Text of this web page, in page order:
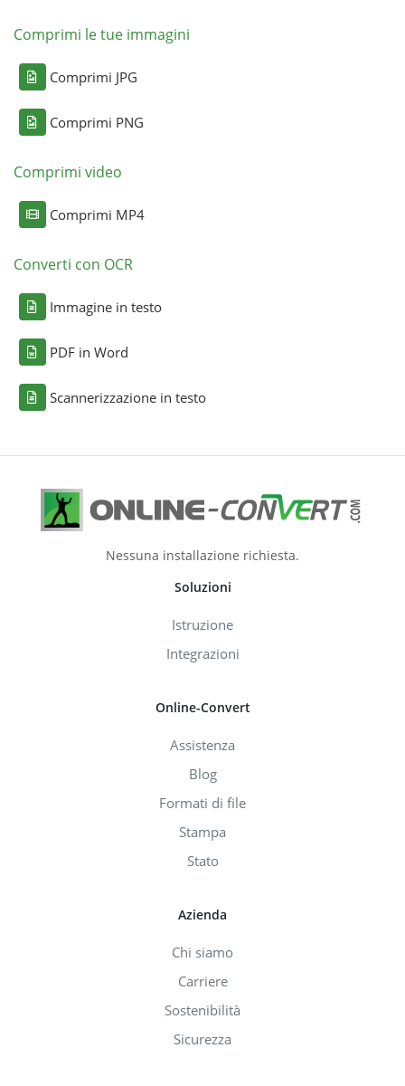
Comprimi le tue immagini
Comprimi JPG
Comprimi PNG
Comprimi video
Comprimi MP4
Converti con OCR
Immagine in testo
PDF in Word
Scannerizzazione in testo
Nessuna installazione richiesta.
Soluzioni
Istruzione
Integrazioni
Online-Convert
Assistenza
Blog
Formati di file
Stampa
Stato
Azienda
Chi siamo
Carriere
Sostenibilità
Sicurezza